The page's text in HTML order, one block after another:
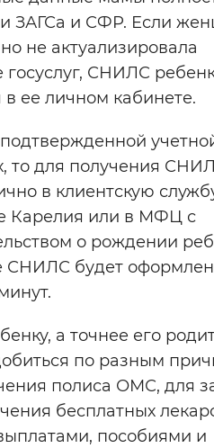
ЗАГСа и СФР. Если
не актуализировала
госуслуг, СНИЛС
ее личном кабинете.
то для получения
в клиентскую
Карелия или в МФЦ с
о рождении
СНИЛС будет
а точнее его
по разным
полиса ОМС, для
бесплатных
пособиями и